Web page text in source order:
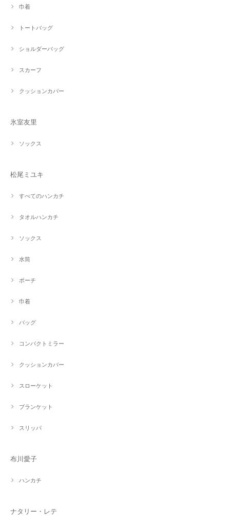
巾着
トートバッグ
ショルダーバッグ
スカーフ
クッションカバー
氷室友里
ソックス
松尾ミユキ
すべてのハンカチ
タオルハンカチ
ソックス
水筒
ポーチ
巾着
バッグ
コンパクトミラー
クッションカバー
スローケット
ブランケット
スリッパ
布川愛子
ハンカチ
ナタリー・レテ